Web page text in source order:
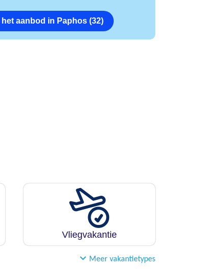
het aanbod in Paphos (32)
Vliegvakantie
Meer vakantietypes